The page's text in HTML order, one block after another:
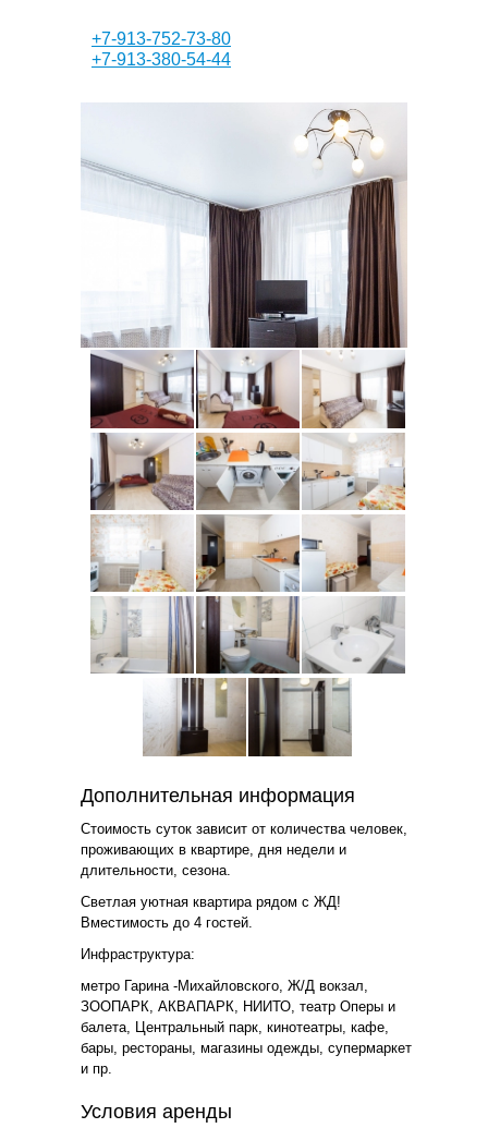
+7-913-752-73-80
+7-913-380-54-44
Дополнительная информация
Стоимость суток зависит от количества человек,
проживающих в квартире, дня недели и
длительности, сезона.
Cветлaя уютная квapтира рядом с ЖД!
Вмеcтимocть дo 4 гocтeй.
Инфраструктура:
метро Гарина -Михайловского, Ж/Д вокзал,
ЗООПАРК, АКВАПАРК, НИИТО, театр Оперы и
балета, Центральный парк, кинотеатры, кафе,
бары, рестораны, магазины одежды, супермаркет
и пр.
Условия аренды